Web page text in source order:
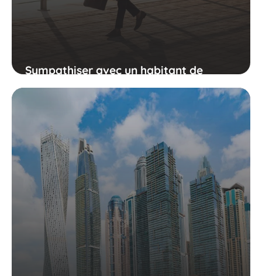
Sympathiser avec un habitant de
Dubaï : l'essentiel à savoir